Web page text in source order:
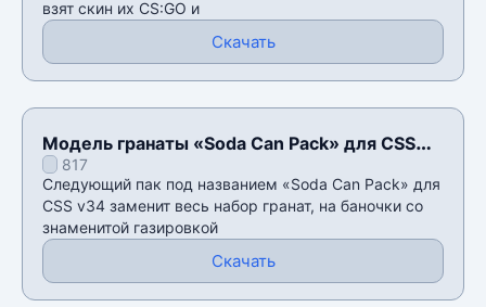
взят скин их CS:GO и
Скачать
Модель гранаты «Soda Can Pack» для CSS
v34817
Следующий пак под названием «Soda Can Pack» для
CSS v34 заменит весь набор гранат, на баночки со
знаменитой газировкой
Скачать